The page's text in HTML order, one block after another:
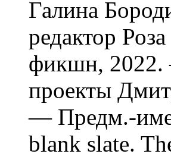
Галина
редактор
фикшн,
проекты
— Предм.-
blank slate.